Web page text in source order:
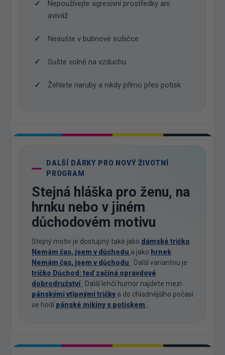
Nepoužívejte agresivní prostředky ani
aviváž
Nesušte v bubnové sušičce
Sušte volně na vzduchu
Žehlete naruby a nikdy přímo přes potisk
DALŠÍ DÁRKY PRO NOVÝ ŽIVOTNÍ
PROGRAM
Stejná hláška pro ženu, na
hrnku nebo v jiném
důchodovém motivu
Stejný motiv je dostupný také jako dámské tričko
Nemám čas, jsem v důchodu a jako hrnek
Nemám čas, jsem v důchodu . Další variantou je
tričko Důchod: teď začíná opravdové
dobrodružství. Další lehčí humor najdete mezi
pánskými vtipnými tričky a do chladnějšího počasí
se hodí pánské mikiny s potiskem .